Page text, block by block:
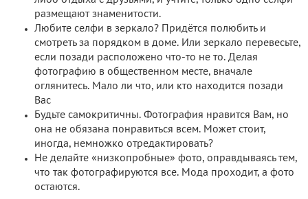
размещают знаменитости.
Любите селфи в зеркало? Придётся полюбить и
смотреть за порядком в доме. Или зеркало перевесьте,
если позади расположено что-то не то. Делая
фотографию в общественном месте, вначале
оглянитесь. Мало ли что, или кто находится позади
Вас
Будьте самокритичны. Фотография нравится Вам, но
она не обязана понравиться всем. Может стоит,
иногда, немножко отредактировать?
Не делайте «низкопробные» фото, оправдываясь тем,
что так фотографируются все. Мода проходит, а фото
остаются.